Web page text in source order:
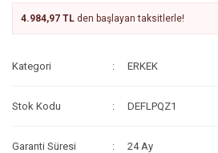
4.984,97 TL den başlayan taksitlerle!
Kategori ERKEK
Stok Kodu DEFLPQZ1
Garanti Süresi 24 Ay